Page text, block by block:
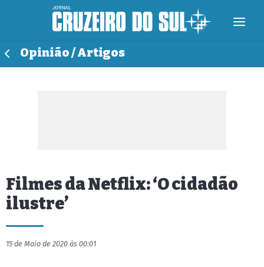
Opinião / Artigos
Filmes da Netflix: ‘O cidadão
ilustre’
15 de Maio de 2020 às 00:01